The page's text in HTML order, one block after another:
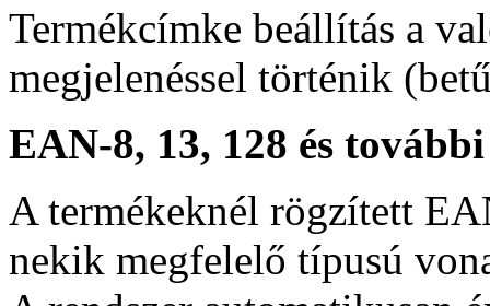
Termékcímke beállítás a
megjelenéssel történik
EAN-8, 13, 128 és
A termékeknél rögzített
nekik megfelelő típusú